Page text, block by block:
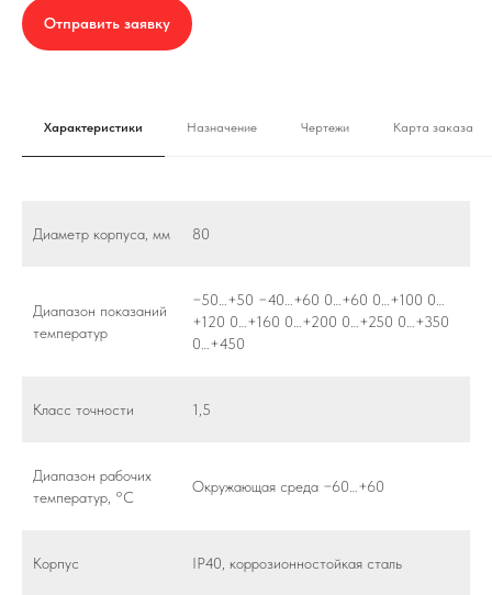
Отправить заявку
Характеристики Назначение Чертежи Карта заказа
Диаметр корпуса, мм 80
Диапазон показаний
температур
−50…+50 −40…+60 0…+60 0…+100 0…
+120 0…+160 0…+200 0…+250 0…+350
0…+450
Класс точности 1,5
Диапазон рабочих
температур, °C
Окружающая среда −60…+60
Корпус IP40, коррозионностойкая сталь